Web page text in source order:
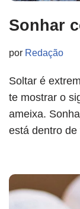
Sonhar
por Redação
Soltar é
te mostrar o
ameixa.
está dentro